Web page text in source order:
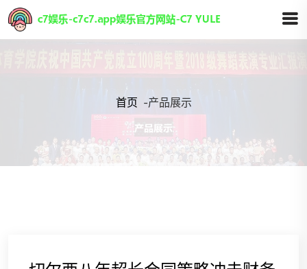
首页 -产品展示